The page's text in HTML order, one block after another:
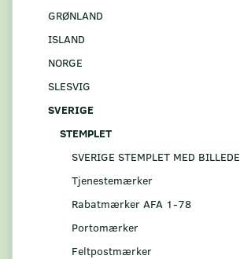
GRØNLAND
ISLAND
NORGE
SLESVIG
SVERIGE
STEMPLET
SVERIGE STEMPLET MED BILLEDE
Tjenestemærker
Rabatmærker AFA 1-78
Portomærker
Feltpostmærker